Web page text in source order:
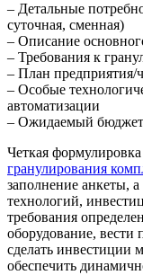
– Детальные
суточная, сменная)
– Описание
– Требования к
– План
– Особые
автоматизации
– Ожидаемый бюджет
Четкая
гранулирования
заполнение анкеты,
технологий,
требования
оборудование,
сделать инвестиции
обеспечить